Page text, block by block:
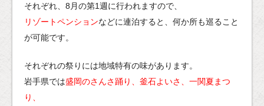
それぞれ、8月の第1週に行われますので、
リゾートペンションなどに連泊すると、何か所も巡ること
が可能です。
それぞれの祭りには地域特有の味があります。
岩手県では盛岡のさんさ踊り、釜石よいさ、一関夏まつ
り、